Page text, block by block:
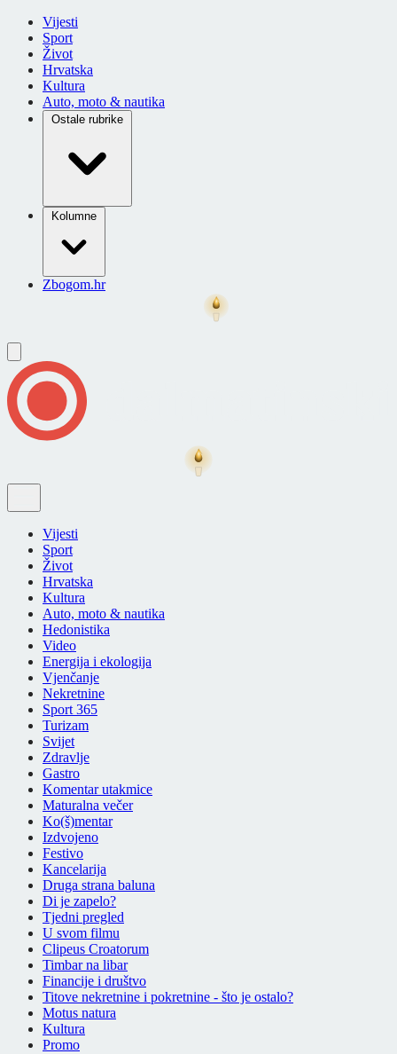
Vijesti
Sport
Život
Hrvatska
Kultura
Auto, moto & nautika
Ostale rubrike
Kolumne
Zbogom.hr
Vijesti
Sport
Život
Hrvatska
Kultura
Auto, moto & nautika
Hedonistika
Video
Energija i ekologija
Vjenčanje
Nekretnine
Sport 365
Turizam
Svijet
Zdravlje
Gastro
Komentar utakmice
Maturalna večer
Ko(š)mentar
Izdvojeno
Festivo
Kancelarija
Druga strana baluna
Di je zapelo?
Tjedni pregled
U svom filmu
Clipeus Croatorum
Timbar na libar
Financije i društvo
Titove nekretnine i pokretnine - što je ostalo?
Motus natura
Kultura
Promo